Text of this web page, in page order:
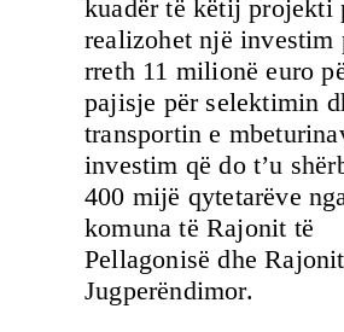
kuadër të këtij projekti
realizohet një investim
rreth 11 milionë euro
pajisje për selektimin
transportin e
investim që do t’u
400 mijë qytetarëve
komuna të Rajonit të
Pellagonisë dhe Rajonit
Jugperëndimor.